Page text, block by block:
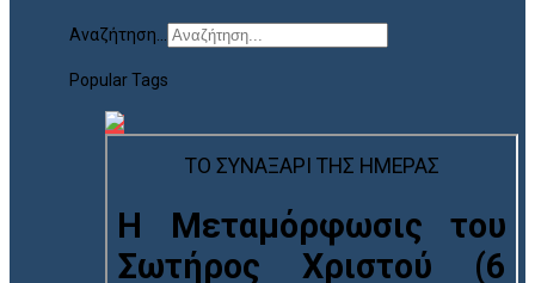
Αναζήτηση...
Popular Tags